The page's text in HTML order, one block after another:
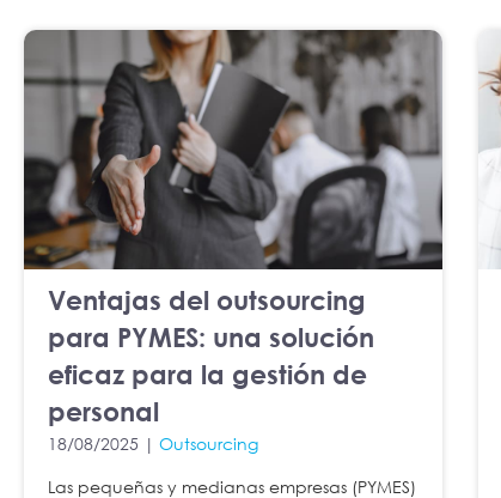
Ventajas del outsourcing
para PYMES: una solución
eficaz para la gestión de
personal
18/08/2025 | Outsourcing
Las pequeñas y medianas empresas (PYMES)